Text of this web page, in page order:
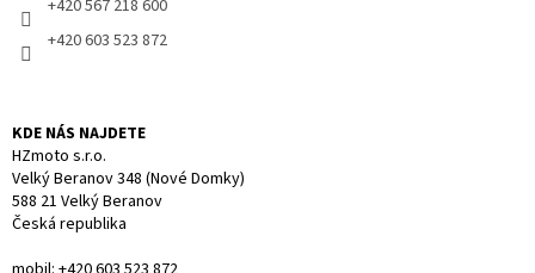
+420 567 218 600
+420 603 523 872
KDE NÁS NAJDETE
HZmoto s.r.o.
Velký Beranov 348 (Nové Domky)
588 21 Velký Beranov
Česká republika